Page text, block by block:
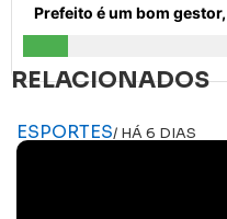
Prefeito é um bom
RELACIONADOS
ESPORTES/ HÁ 6 DIAS